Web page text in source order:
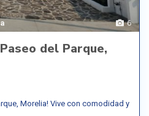
6
del Parque,
Morelia! Vive con comodidad y